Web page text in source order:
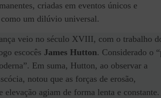
criadas em eventos únicos e
um dilúvio universal.
veio no século XVIII, com o trabalho
escocês James Hutton. Considerado o
Em suma, Hutton, ao observar a
notou que as forças de erosão,
elevação agiam de forma lenta e